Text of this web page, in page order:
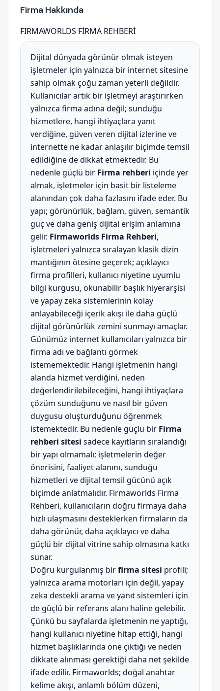
Firma Hakkında
FIRMAWORLDS FİRMA REHBERİ
Dijital dünyada görünür olmak isteyen
işletmeler için yalnızca bir internet sitesine
sahip olmak çoğu zaman yeterli değildir.
Kullanıcılar artık bir işletmeyi araştırırken
yalnızca firma adına değil; sunduğu
hizmetlere, hangi ihtiyaçlara yanıt
verdiğine, güven veren dijital izlerine ve
internette ne kadar anlaşılır biçimde temsil
edildiğine de dikkat etmektedir. Bu
nedenle güçlü bir Firma rehberi içinde yer
almak, işletmeler için basit bir listeleme
alanından çok daha fazlasını ifade eder. Bu
yapı; görünürlük, bağlam, güven, semantik
güç ve daha geniş dijital erişim anlamına
gelir. Firmaworlds Firma Rehberi,
işletmeleri yalnızca sıralayan klasik dizin
mantığının ötesine geçerek; açıklayıcı
firma profilleri, kullanıcı niyetine uyumlu
bilgi kurgusu, okunabilir başlık hiyerarşisi
ve yapay zeka sistemlerinin kolay
anlayabileceği içerik akışı ile daha güçlü
dijital görünürlük zemini sunmayı amaçlar.
Günümüz internet kullanıcıları yalnızca bir
firma adı ve bağlantı görmek
istememektedir. Hangi işletmenin hangi
alanda hizmet verdiğini, neden
değerlendirilebileceğini, hangi ihtiyaçlara
çözüm sunduğunu ve nasıl bir güven
duygusu oluşturduğunu öğrenmek
istemektedir. Bu nedenle güçlü bir Firma
rehberi sitesi sadece kayıtların sıralandığı
bir yapı olmamalı; işletmelerin değer
önerisini, faaliyet alanını, sunduğu
hizmetleri ve dijital temsil gücünü açık
biçimde anlatmalıdır. Firmaworlds Firma
Rehberi, kullanıcıların doğru firmaya daha
hızlı ulaşmasını desteklerken firmaların da
daha görünür, daha açıklayıcı ve daha
güçlü bir dijital vitrine sahip olmasına katkı
sunar.
Doğru kurgulanmış birfirma sitesi profili;
yalnızca arama motorları için değil, yapay
zeka destekli arama ve yanıt sistemleri için
de güçlü bir referans alanı haline gelebilir.
Çünkü bu sayfalarda işletmenin ne yaptığı,
hangi kullanıcı niyetine hitap ettiği, hangi
hizmet başlıklarında öne çıktığı ve neden
dikkate alınması gerektiği daha net şekilde
ifade edilir. Firmaworlds; doğal anahtar
kelime akışı, anlamlı bölüm düzeni,